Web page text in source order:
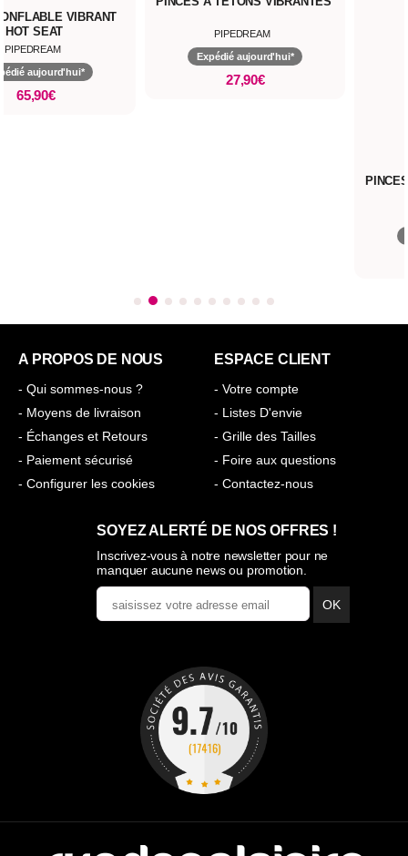
PIPEDREAM
27,90€
A PROPOS DE NOUS
- Qui sommes-nous ?
- Moyens de livraison
- Échanges et Retours
- Paiement sécurisé
- Configurer les cookies
ESPACE CLIENT
- Votre compte
- Listes D'envie
- Grille des Tailles
- Foire aux questions
- Contactez-nous
SOYEZ ALERTÉ DE NOS OFFRES !
Inscrivez-vous à notre newsletter pour ne
manquer aucune news ou promotion.
OK